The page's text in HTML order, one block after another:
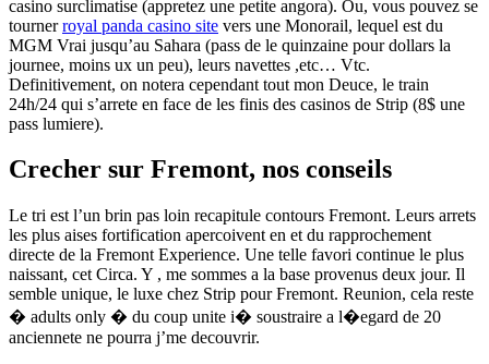
casino surclimatise (appretez une petite angora). Ou, vous pouvez se
tournerroyal panda casino site vers une Monorail, lequel est du
MGM Vrai jusqu’au Sahara (pass de le quinzaine pour dollars la
journee, moins ux un peu), leurs navettes ,etc… Vtc.
Definitivement, on notera cependant tout mon Deuce, le train
24h/24 qui s’arrete en face de les finis des casinos de Strip (8$ une
pass lumiere).
Crecher sur Fremont, nos conseils
Le tri est l’un brin pas loin recapitule contours Fremont. Leurs arrets
les plus aises fortification apercoivent en et du rapprochement
directe de la Fremont Experience. Une telle favori continue le plus
naissant, cet Circa. Y , me sommes a la base provenus deux jour. Il
semble unique, le luxe chez Strip pour Fremont. Reunion, cela reste
� adults only � du coup unite i� soustraire a l�egard de 20
anciennete ne pourra j’me decouvrir.